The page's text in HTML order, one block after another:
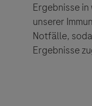
Ergebnisse
unserer
Notfälle,
Ergebnisse